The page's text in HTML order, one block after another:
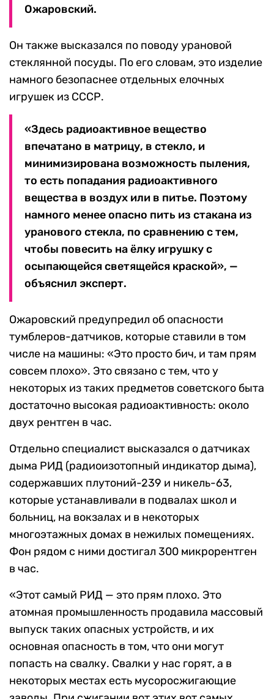
Ожаровский.
Он также высказался по поводу урановой
стеклянной посуды. По его словам, это изделие
намного безопаснее отдельных елочных
игрушек из СССР.
«Здесь радиоактивное вещество
впечатано в матрицу, в стекло, и
минимизирована возможность пыления,
то есть попадания радиоактивного
вещества в воздух или в питье. Поэтому
намного менее опасно пить из стакана из
уранового стекла, по сравнению с тем,
чтобы повесить на ёлку игрушку с
осыпающейся светящейся краской», —
объяснил эксперт.
Ожаровский предупредил об опасности
тумблеров-датчиков, которые ставили в том
числе на машины: «Это просто бич, и там прям
совсем плохо». Это связано с тем, что у
некоторых из таких предметов советского быта
достаточно высокая радиоактивность: около
двух рентген в час.
Отдельно специалист высказался о датчиках
дыма РИД (радиоизотопный индикатор дыма),
содержавших плутоний-239 и никель-63,
которые устанавливали в подвалах школ и
больниц, на вокзалах и в некоторых
многоэтажных домах в нежилых помещениях.
Фон рядом с ними достигал 300 микрорентген
в час.
«Этот самый РИД — это прям плохо. Это
атомная промышленность продавила массовый
выпуск таких опасных устройств, и их
основная опасность в том, что они могут
попасть на свалку. Свалки у нас горят, а в
некоторых местах есть мусоросжигающие